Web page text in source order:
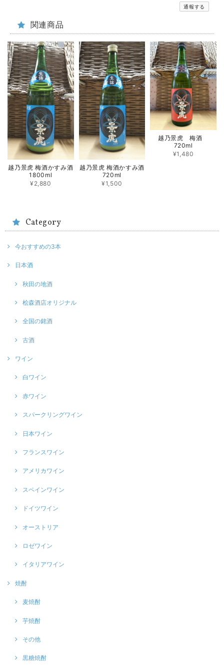
通報する
関連商品
越乃景虎 梅酒かすみ酒
1800ml
¥2,880
越乃景虎 梅酒かすみ酒
720ml
¥1,500
越乃景虎 梅酒
720ml
¥1,480
Category
今おすすめの3本
日本酒
秋田の地酒
桧森酒店オリジナル
全国の銘酒
古酒
ワイン
白ワイン
赤ワイン
スパークリングワイン
日本ワイン
フランスワイン
アメリカワイン
スペインワイン
ドイツワイン
オーストリア
ロゼワイン
イタリアワイン
焼酎
麦焼酎
芋焼酎
その他
黒糖焼酎